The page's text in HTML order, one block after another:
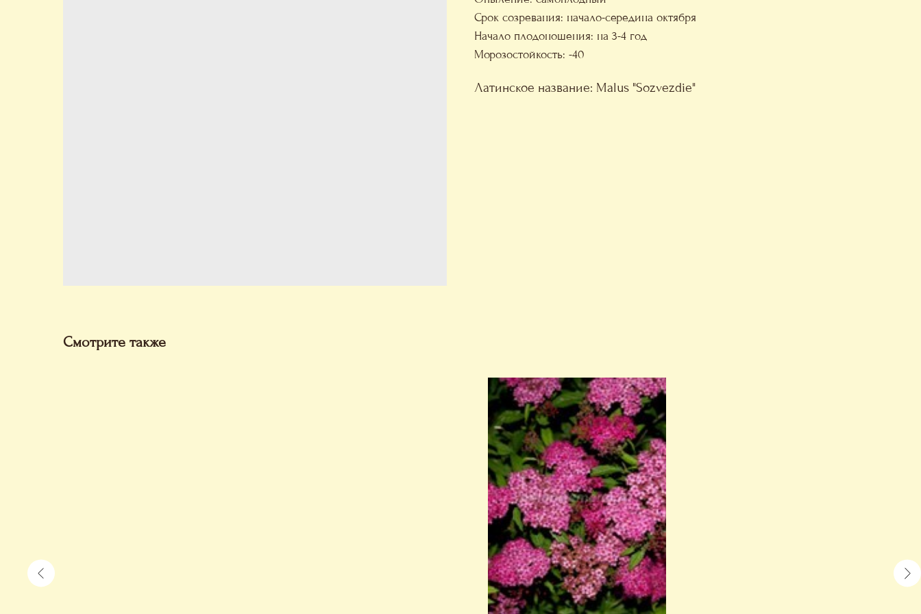
Срок созревания: начало-середина октября
Начало плодоношения: на 3-4 год
Морозостойкость: -40
Латинское название: Malus "Sozvezdie"
Смотрите также